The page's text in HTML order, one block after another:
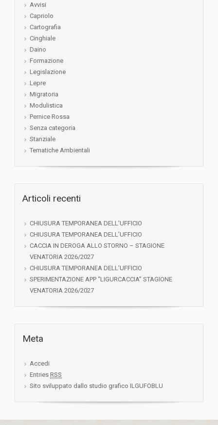
Avvisi
Capriolo
Cartografia
Cinghiale
Daino
Formazione
Legislazione
Lepre
Migratoria
Modulistica
Pernice Rossa
Senza categoria
Stanziale
Tematiche Ambientali
Articoli recenti
CHIUSURA TEMPORANEA DELL’UFFICIO
CHIUSURA TEMPORANEA DELL’UFFICIO
CACCIA IN DEROGA ALLO STORNO – STAGIONE
VENATORIA 2026/2027
CHIUSURA TEMPORANEA DELL’UFFICIO
SPERIMENTAZIONE APP “LIGURCACCIA” STAGIONE
VENATORIA 2026/2027
Meta
Accedi
Entries RSS
Sito sviluppato dallo studio grafico ILGUFOBLU